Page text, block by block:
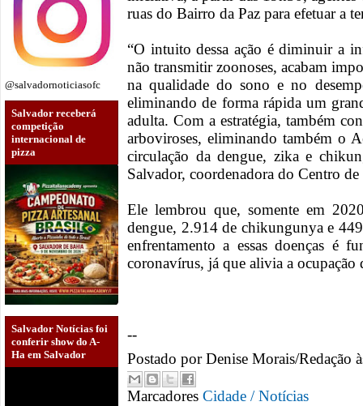
@salvadornoticiasofc
Salvador receberá
competição
internacional de
pizza
Salvador Notícias foi
conferir show do A-
Ha em Salvador
ruas do Bairro da Paz para efetuar a
“O intuito dessa ação é diminuir a
não transmitir zoonoses, acabam
na qualidade do sono e no
eliminando de forma rápida um
adulta. Com a estratégia, também
arboviroses, eliminando também o
circulação da dengue, zika e
Salvador, coordenadora do Centro
Ele lembrou que, somente em
dengue, 2.914 de chikungunya e
enfrentamento a essas doenças é
coronavírus, já que alivia a ocupação
--
Postado porDenise Morais/Redação
Marcadores Cidade / Notícias